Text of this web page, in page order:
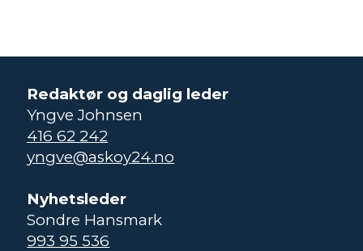
Redaktør og daglig leder
Yngve Johnsen
416 62 242
yngve@askoy24.no
Nyhetsleder
Sondre Hansmark
993 95 536